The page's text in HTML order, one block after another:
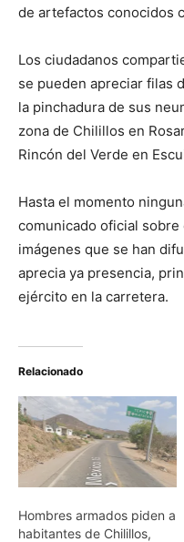
de artefactos conocidos
Los ciudadanos
se pueden apreciar filas
la pinchadura de sus
zona de Chilillos en
Rincón del Verde en
Hasta el momento
comunicado oficial
imágenes que se han
aprecia ya presencia,
ejército en la carretera.
Relacionado
Hombres armados piden a
habitantes de Chilillos,